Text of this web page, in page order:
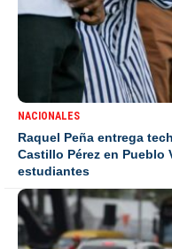
NACIONALES
Raquel Peña entrega
Castillo Pérez en Pueblo
estudiantes